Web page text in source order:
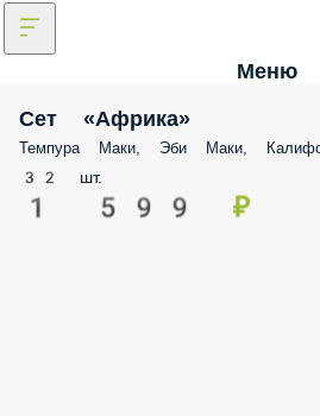
Меню
Сет «Африка»
Темпура Маки, Эби Маки,
32 шт.
1 599 ₽